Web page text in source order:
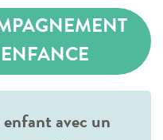
avec un